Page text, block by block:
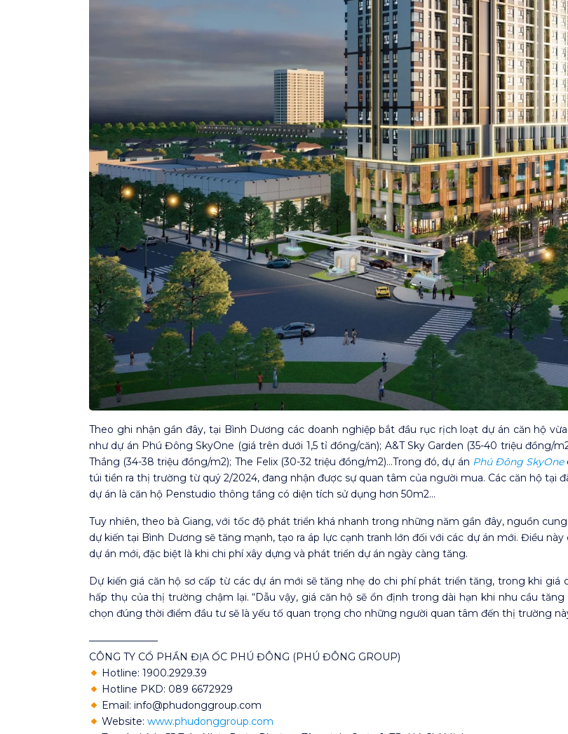
Theo ghi nhận gần đây, tại Bình Dương các doanh nghiệp bắt đầu rục rịch loạt dự án căn hộ
như dự án Phú Đông SkyOne (giá trên dưới 1,5 tỉ đồng/căn); A&T Sky Garden (35-40 triệu đồng/
Thắng (34-38 triệu đồng/m2); The Felix (30-32 triệu đồng/m2)…Trong đó, dự án Phú Đông SkyOne
túi tiền ra thị trường từ quý 2/2024, đang nhận được sự quan tâm của người mua. Các căn hộ tại
dự án là căn hộ Penstudio thông tầng có diện tích sử dụng hơn 50m2…
Tuy nhiên, theo bà Giang, với tốc độ phát triển khá nhanh trong những năm gần đây, nguồn
dự kiến tại Bình Dương sẽ tăng mạnh, tạo ra áp lực cạnh tranh lớn đối với các dự án mới. Điều
dự án mới, đặc biệt là khi chi phí xây dựng và phát triển dự án ngày càng tăng.
Dự kiến giá căn hộ sơ cấp từ các dự án mới sẽ tăng nhẹ do chi phí phát triển tăng, trong khi
hấp thụ của thị trường chậm lại. “Dẫu vậy, giá căn hộ sẽ ổn định trong dài hạn khi nhu cầu
chọn đúng thời điểm đầu tư sẽ là yếu tố quan trọng cho những người quan tâm đến thị trường
———————
CÔNG TY CỔ PHẦN ĐỊA ỐC PHÚ ĐÔNG (PHÚ ĐÔNG GROUP)
Hotline: 1900.2929.39
Hotline PKD: 089 6672929
Email: info@phudonggroup.com
Website: www.phudonggroup.com